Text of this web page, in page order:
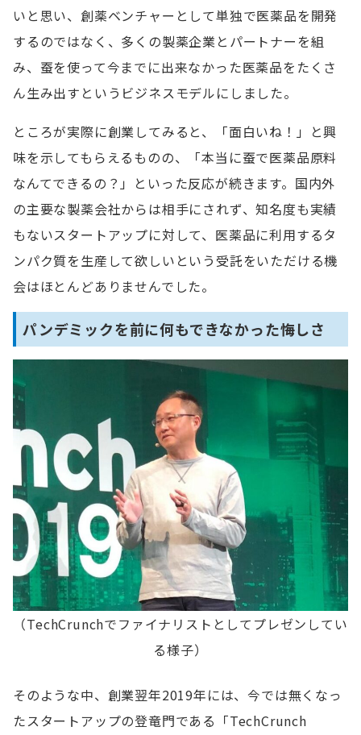
いと思い、創薬ベンチャーとして単独で医薬品を開発
するのではなく、多くの製薬企業とパートナーを組
み、蚕を使って今までに出来なかった医薬品をたくさ
ん生み出すというビジネスモデルにしました。
ところが実際に創業してみると、「面白いね！」と興
味を示してもらえるものの、「本当に蚕で医薬品原料
なんてできるの？」といった反応が続きます。国内外
の主要な製薬会社からは相手にされず、知名度も実績
もないスタートアップに対して、医薬品に利用するタ
ンパク質を生産して欲しいという受託をいただける機
会はほとんどありませんでした。
パンデミックを前に何もできなかった悔しさ
（TechCrunchでファイナリストとしてプレゼンしてい
る様子）
そのような中、創業翌年2019年には、今では無くなっ
たスタートアップの登竜門である「TechCrunch